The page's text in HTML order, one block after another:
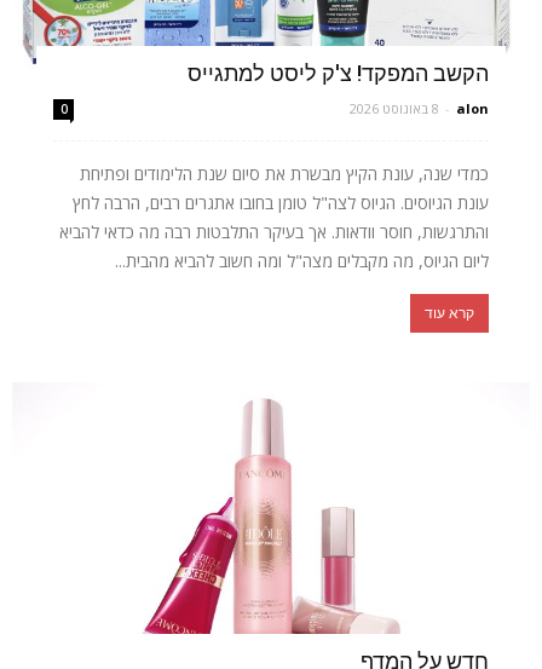
הקשב המפקד! צ'ק ליסט למתגייס
alon
- 8 באוגוסט 2026 0
כמדי שנה, עונת הקיץ מבשרת את סיום שנת הלימודים ופתיחת
עונת הגיוסים. הגיוס לצה"ל טומן בחובו אתגרים רבים, הרבה לחץ
והתרגשות, חוסר וודאות. אך בעיקר התלבטות רבה מה כדאי להביא
ליום הגיוס, מה מקבלים מצה"ל ומה חשוב להביא מהבית...
קרא עוד
חדש על המדף